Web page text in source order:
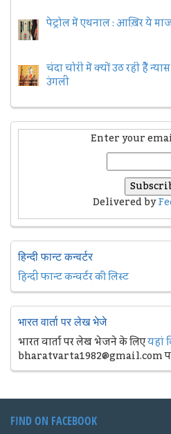
पेट्रोल में एथनाल : आख़िर ये
चंदा चोरी में क्यों उठ रही हैैं
उंगली
Enter your
Delivered by
हिन्दी फान्ट कन्वर्टर
हिन्दी फान्ट कन्वर्टर की लिस्ट
भारत वार्ता पर लेख भेजे
भारत वार्ता पर लेख भेजने के लिएयहां
bharatvarta1982@gmail.com
FIND ON FACEBOOK